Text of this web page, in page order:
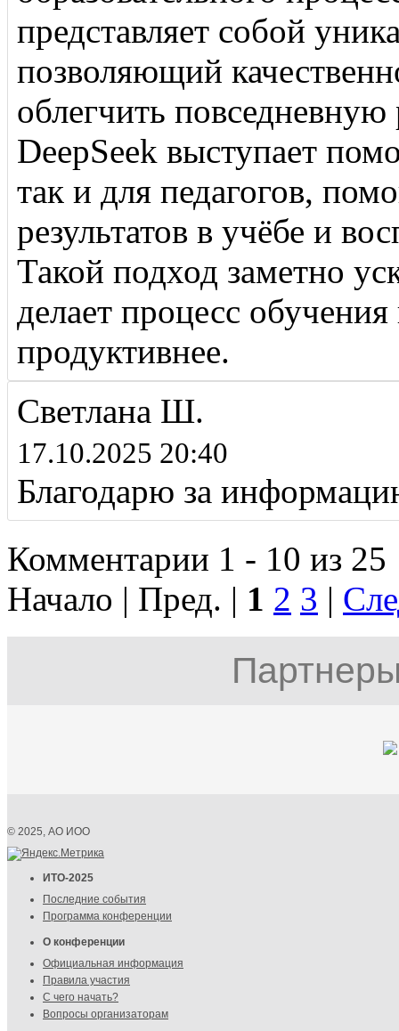
представляет собой
позволяющий
облегчить
DeepSeek выступает
так и для педагогов,
результатов в учёбе и
Такой подход заметно
делает процесс
продуктивнее.
Светлана Ш.
17.10.2025 20:40
Благодарю за
Комментарии 1 - 10 из 25
Начало | Пред. | 1 2 3 |
© 2025, АО ИОО
ИТО-2025
Последние события
Программа конференции
О конференции
Официальная информация
Правила участия
С чего начать?
Вопросы организаторам